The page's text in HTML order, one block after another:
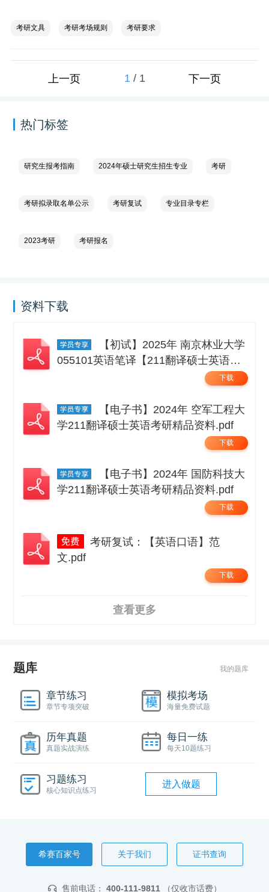
考研文具 考研考场规则 考研要求
上一页 1 / 1 下一页
热门标签
研究生报考指南 2024年硕士研究生招生专业 考研
考研拟录取名单公示 考研复试 专业目录专栏
2023考研 考研报名
资料下载
055101英语笔译【211翻译硕士英语】
下载
学211翻译硕士英语考研精品资料.pdf
下载
学211翻译硕士英语考研精品资料.pdf
下载
考研复试：【英语口语】范
文.pdf
下载
查看更多
题库 我的题库
章节练习
章节专项突破
模拟考场
海量免费试题
历年真题
真题实战演练
每日一练
每天10题练习
习题练习
核心知识点练习
进入做题
希赛百家号 关于我们 证书查询
售前电话： 400-111-9811 （仅收市话费）